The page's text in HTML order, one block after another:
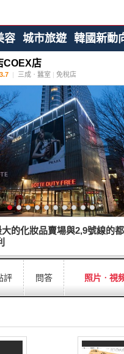
容 城市旅遊 韓國新動
COEX店
3.7 | 三成ㆍ蠶室 | 免稅店
的化妝品賣場與2,9號線的
評 問答 照片ㆍ視